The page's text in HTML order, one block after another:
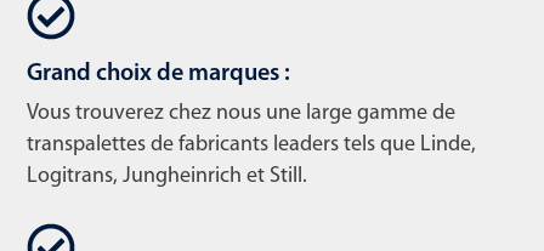
Grand choix de marques :
Vous trouverez chez nous une large gamme de
transpalettes de fabricants leaders tels que Linde,
Logitrans, Jungheinrich et Still.